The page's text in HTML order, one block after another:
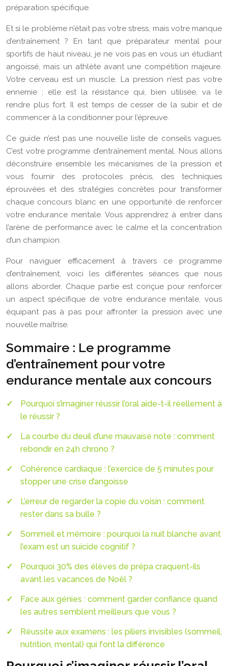
préparation spécifique.
Et si le problème n’était pas votre stress, mais votre manque
d’entraînement ? En tant que préparateur mental pour
sportifs de haut niveau, je ne vois pas en vous un étudiant
angoissé, mais un athlète avant une compétition majeure.
Votre cerveau est un muscle. La pression n’est pas votre
ennemie ; elle est la résistance qui, bien utilisée, va le
rendre plus fort. Il est temps de cesser de la subir et de
commencer à la conditionner pour l’épreuve.
Ce guide n’est pas une nouvelle liste de conseils vagues.
C’est votre programme d’entraînement mental. Nous allons
déconstruire ensemble les mécanismes de la pression et
vous fournir des protocoles précis, des techniques
éprouvées et des stratégies concrètes pour transformer
chaque concours blanc en une opportunité de renforcer
votre endurance mentale. Vous apprendrez à entrer dans
l’arène de performance avec le calme et la concentration
d’un champion.
Pour naviguer efficacement à travers ce programme
d’entraînement, voici les différentes séances que nous
allons aborder. Chaque partie est conçue pour renforcer
un aspect spécifique de votre endurance mentale, vous
équipant pas à pas pour affronter la pression avec une
nouvelle maîtrise.
Sommaire : Le programme
d’entraînement pour votre
endurance mentale aux concours
Pourquoi s’imaginer réussir l’oral aide-t-il réellement à
le réussir ?
La courbe du deuil d’une mauvaise note : comment
rebondir en 24h chrono ?
Cohérence cardiaque : l’exercice de 5 minutes pour
stopper une crise d’angoisse
L’erreur de regarder la copie du voisin : comment
rester dans sa bulle ?
Sommeil et mémoire : pourquoi la nuit blanche avant
l’exam est un suicide cognitif ?
Pourquoi 30% des élèves de prépa craquent-ils
avant les vacances de Noël ?
Face aux génies : comment garder confiance quand
les autres semblent meilleurs que vous ?
Réussite aux examens : les piliers invisibles (sommeil,
nutrition, mental) qui font la différence